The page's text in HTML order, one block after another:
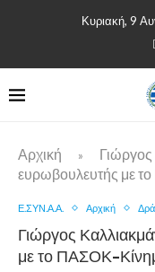
Κυριακή, 9
Αρχική »
ευρωβουλευτής με
Ε.ΣΥΝ.Α.Α. Αρχική
Γιώργος
με το ΠΑΣΟΚ-